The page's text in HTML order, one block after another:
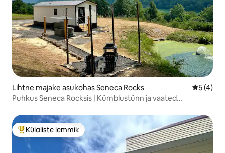
Lihtne majake asukohas Seneca Rocks
5 (4)
Puhkus Seneca Rocksis | Kümblustünn ja vaated
Külaliste suur lemmik
Külaliste lemmik